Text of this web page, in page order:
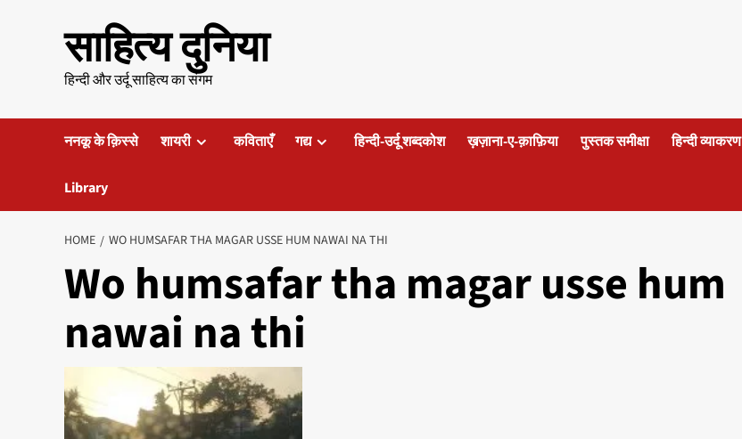
साहित्य दुनिया
हिन्दी और उर्दू साहित्य का संगम
ननकू के क़िस्से शायरी कविताएँ गद्य हिन्दी-उर्दू शब्दकोश ख़ज़ाना-ए-क़ाफ़िया पुस्तक समीक्षा हिन्दी व्याकरण
Library
HOME WO HUMSAFAR THA MAGAR USSE HUM NAWAI NA THI
Wo humsafar tha magar usse hum
nawai na thi